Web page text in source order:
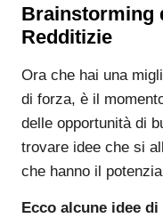
Brainstorming
Redditizie
Ora che hai una
di forza, è il
delle opportunità di
trovare idee che si
che hanno il
Ecco alcune idee di